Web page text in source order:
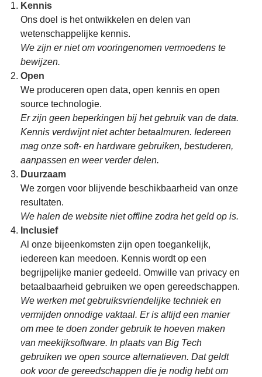
Kennis
Ons doel is het ontwikkelen en delen van
wetenschappelijke kennis.
We zijn er niet om vooringenomen vermoedens te
bewijzen.
Open
We produceren open data, open kennis en open
source technologie.
Er zijn geen beperkingen bij het gebruik van de data.
Kennis verdwijnt niet achter betaalmuren. Iedereen
mag onze soft- en hardware gebruiken, bestuderen,
aanpassen en weer verder delen.
Duurzaam
We zorgen voor blijvende beschikbaarheid van onze
resultaten.
We halen de website niet offline zodra het geld op is.
Inclusief
Al onze bijeenkomsten zijn open toegankelijk,
iedereen kan meedoen. Kennis wordt op een
begrijpelijke manier gedeeld. Omwille van privacy en
betaalbaarheid gebruiken we open gereedschappen.
We werken met gebruiksvriendelijke techniek en
vermijden onnodige vaktaal. Er is altijd een manier
om mee te doen zonder gebruik te hoeven maken
van meekijksoftware. In plaats van Big Tech
gebruiken we open source alternatieven. Dat geldt
ook voor de gereedschappen die je nodig hebt om